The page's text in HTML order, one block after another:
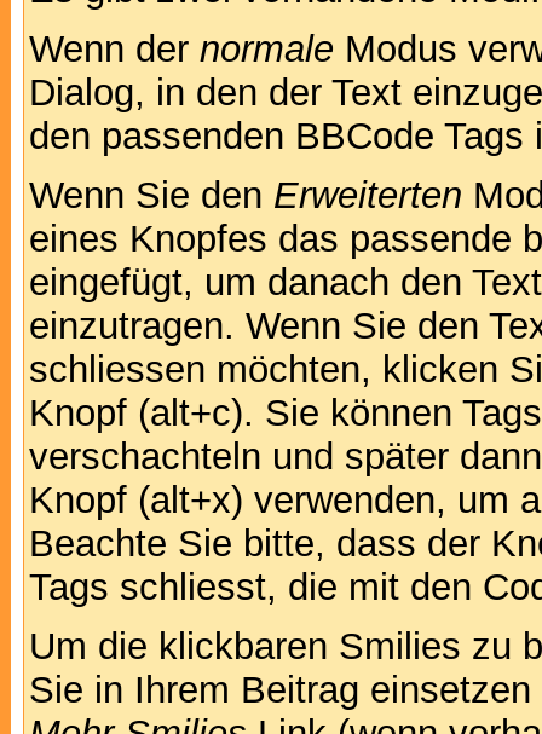
Wenn der normale Modus
Dialog, in den der Text
den passenden BBCode
Wenn Sie den Erweiterten
eines Knopfes das passende
eingefügt, um danach den
einzutragen. Wenn Sie den
schliessen möchten, klicken
Knopf (alt+c). Sie können
verschachteln und später
Knopf (alt+x) verwenden, um
Beachte Sie bitte, dass der
Tags schliesst, die mit den
Um die klickbaren Smilies zu
Sie in Ihrem Beitrag